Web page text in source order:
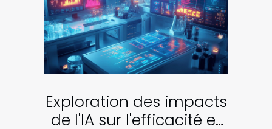
Exploration des impacts
de l'IA sur l'efficacité et